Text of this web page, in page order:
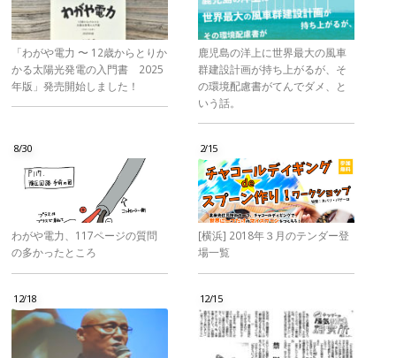
「わがや電力 〜 12歳からとりか
かる太陽光発電の入門書 2025
年版」発売開始しました！
鹿児島の洋上に世界最大の風車
群建設計画が持ち上がるが、そ
の環境配慮書がてんでダメ、と
いう話。
8/30
わがや電力、117ページの質問
の多かったところ
2/15
[横浜] 2018年３月のテンダー登
場一覧
12/18 12/15